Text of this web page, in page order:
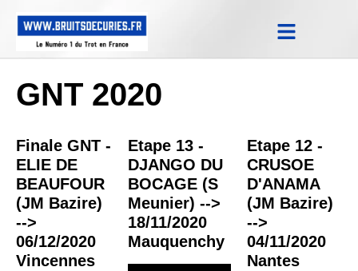
GNT 2020
Finale GNT -
ELIE DE
BEAUFOUR
(JM Bazire)
-->
06/12/2020
Vincennes
Etape 13 -
DJANGO DU
BOCAGE (S
Meunier) -->
18/11/2020
Mauquenchy
Etape 12 -
CRUSOE
D'ANAMA
(JM Bazire)
-->
04/11/2020
Nantes